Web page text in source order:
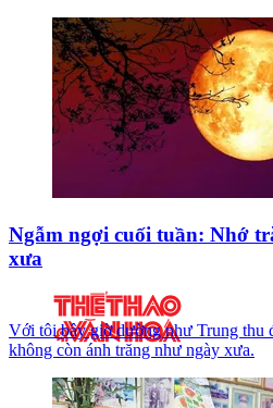
Ngẫm ngợi cuối tuần: Nhớ
xưa
Với tôi bây giờ dường như Trung thu
không còn ánh trăng như ngày xưa.